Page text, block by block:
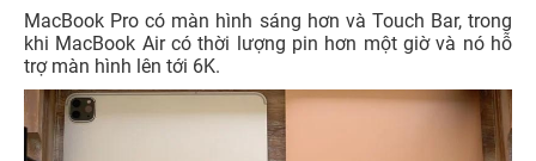
MacBook Pro có màn hình sáng hơn và Touch Bar, trong
khi MacBook Air có thời lượng pin hơn một giờ và nó hỗ
trợ màn hình lên tới 6K.